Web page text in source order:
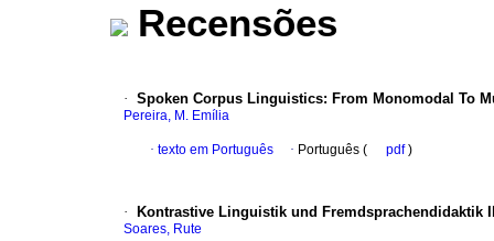
Recensões
· Spoken Corpus Linguistics: From Monomodal To
Pereira, M. Emília
· texto em Português · Português ( pdf)
· Kontrastive Linguistik und Fremdsprachendidaktik
Soares, Rute